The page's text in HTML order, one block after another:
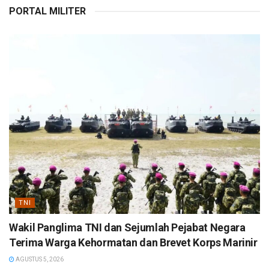
PORTAL MILITER
TNI
Wakil Panglima TNI dan Sejumlah Pejabat Negara
Terima Warga Kehormatan dan Brevet Korps Marinir
AGUSTUS 5, 2026